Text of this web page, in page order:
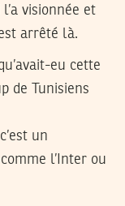
visionnée et
arrêté là.
eu cette
de Tunisiens
un
l’Inter ou